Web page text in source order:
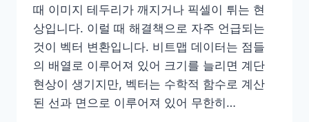
때 이미지 테두리가 깨지거나 픽셀이 튀는 현
상입니다. 이럴 때 해결책으로 자주 언급되는
것이 벡터 변환입니다. 비트맵 데이터는 점들
의 배열로 이루어져 있어 크기를 늘리면 계단
현상이 생기지만, 벡터는 수학적 함수로 계산
된 선과 면으로 이루어져 있어 무한히…